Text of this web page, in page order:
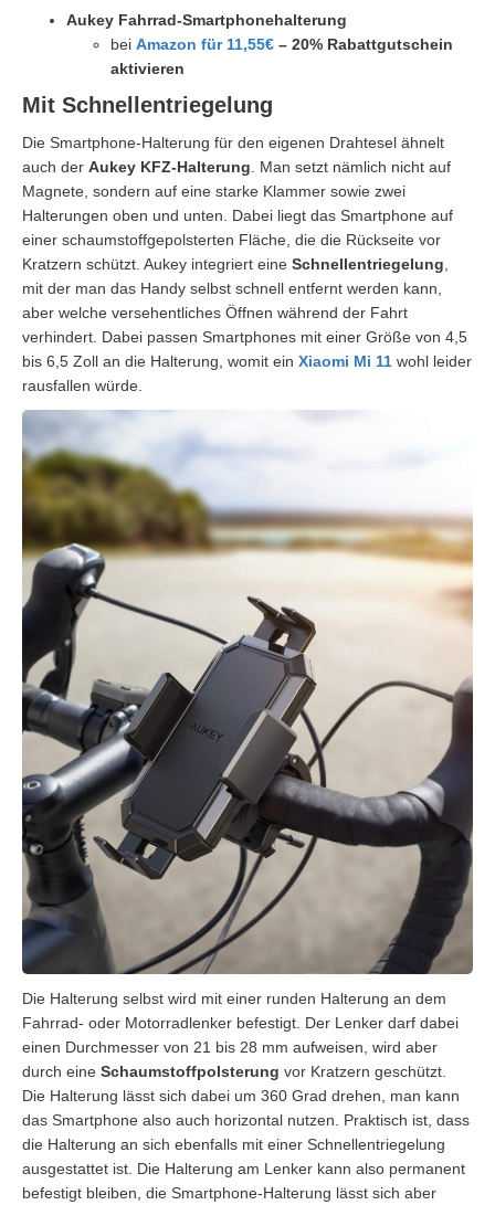
Aukey Fahrrad-Smartphonehalterung
bei Amazon für 11,55€ – 20% Rabattgutschein
aktivieren
Mit Schnellentriegelung
Die Smartphone-Halterung für den eigenen Drahtesel ähnelt
auch der Aukey KFZ-Halterung. Man setzt nämlich nicht auf
Magnete, sondern auf eine starke Klammer sowie zwei
Halterungen oben und unten. Dabei liegt das Smartphone auf
einer schaumstoffgepolsterten Fläche, die die Rückseite vor
Kratzern schützt. Aukey integriert eine Schnellentriegelung,
mit der man das Handy selbst schnell entfernt werden kann,
aber welche versehentliches Öffnen während der Fahrt
verhindert. Dabei passen Smartphones mit einer Größe von 4,5
bis 6,5 Zoll an die Halterung, womit ein Xiaomi Mi 11 wohl leider
rausfallen würde.
Die Halterung selbst wird mit einer runden Halterung an dem
Fahrrad- oder Motorradlenker befestigt. Der Lenker darf dabei
einen Durchmesser von 21 bis 28 mm aufweisen, wird aber
durch eine Schaumstoffpolsterung vor Kratzern geschützt.
Die Halterung lässt sich dabei um 360 Grad drehen, man kann
das Smartphone also auch horizontal nutzen. Praktisch ist, dass
die Halterung an sich ebenfalls mit einer Schnellentriegelung
ausgestattet ist. Die Halterung am Lenker kann also permanent
befestigt bleiben, die Smartphone-Halterung lässt sich aber